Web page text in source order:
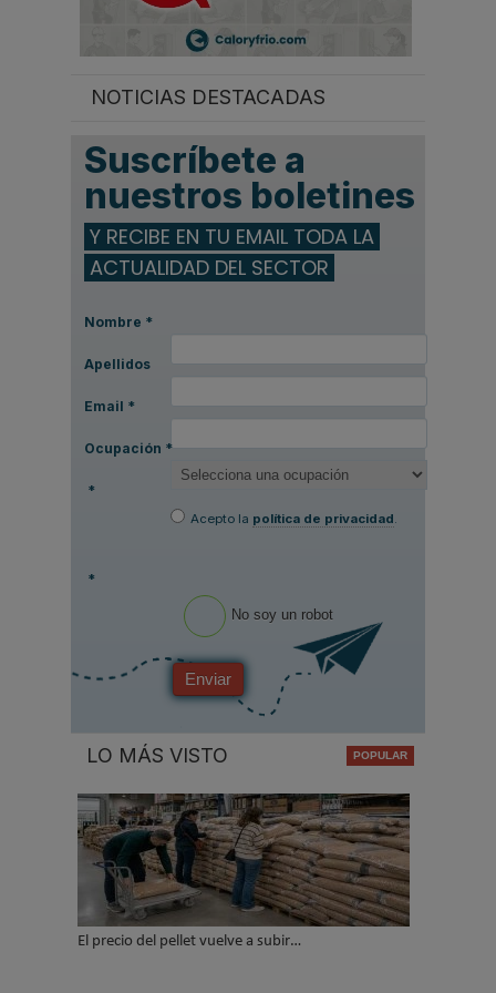
NOTICIAS DESTACADAS
Suscríbete a
nuestros boletines
Y RECIBE EN TU EMAIL TODA LA
ACTUALIDAD DEL SECTOR
Nombre *
Apellidos
Email *
Ocupación *
*
Acepto la política de privacidad
*
No soy un robot
Enviar
LO MÁS VISTO
El precio del pellet vuelve a subir…